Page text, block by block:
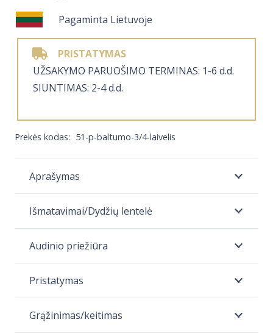
Pagaminta Lietuvoje
PRISTATYMAS
​UŽSAKYMO PARUOŠIMO TERMINAS: 1-6 d.d.
SIUNTIMAS: 2-4 d.d.
Prekės kodas: 51-p-baltumo-3/4-laivelis
Aprašymas
Išmatavimai/Dydžių lentelė
Audinio priežiūra
Pristatymas
Grąžinimas/keitimas